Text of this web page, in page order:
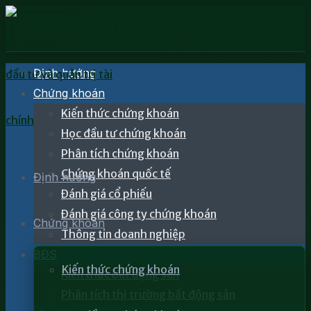
Định hướng
Chứng khoán
Kiến thức chứng khoán
Định hướng
Chứng khoán
Kiến thức chứng khoán
Học đầu tư chứng khoán
Phân tích chứng khoán
Chứng khoán quốc tế
Đánh giá cổ phiếu
Đánh giá công ty chứng khoán
Thông tin doanh nghiệp
BĐS
Kiến thức bất động sản